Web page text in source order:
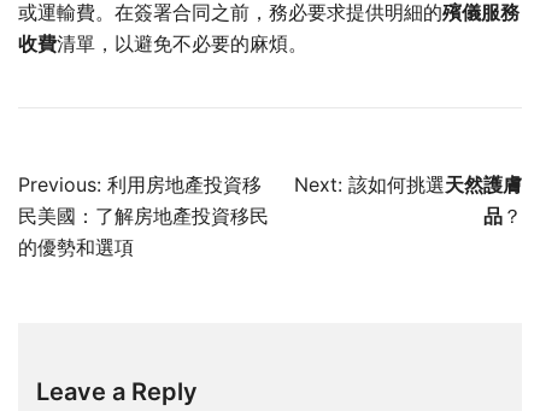
或運輸費。在簽署合同之前，務必要求提供明細的殯儀服務
收費清單，以避免不必要的麻煩。
Post
navigation
Previous: 利用房地產投資移
民美國：了解房地產投資移民
的優勢和選項
Next: 該如何挑選天然護膚
品 ？
Leave a Reply